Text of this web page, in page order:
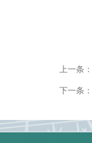
上一条：
下一条：